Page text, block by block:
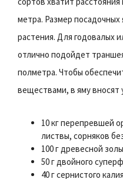
метра. Размер посадочных
растения. Для годовалых
отлично подойдет
полметра. Чтобы
веществами, в яму вносят
10 кг перепревшей
листвы, сорняков
100 г древесной
50 г двойного
40 г сернистого